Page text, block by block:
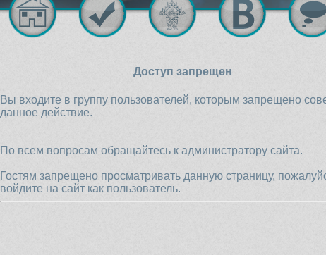
Доступ запрещен
Вы входите в группу пользователей, которым запрещено
данное действие.
По всем вопросам обращайтесь к администратору сайта.
Гостям запрещено просматривать данную страницу,
войдите на сайт как пользователь.